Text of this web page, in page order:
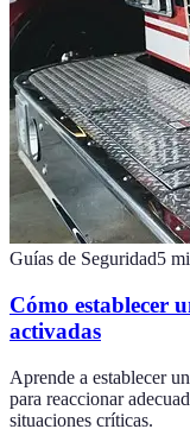
Guías de Seguridad5
Cómo establecer
activadas
Aprende a establecer
para reaccionar
situaciones críticas.